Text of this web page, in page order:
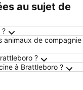
au sujet de
?
animaux de compagnie
?
à Brattleboro ?